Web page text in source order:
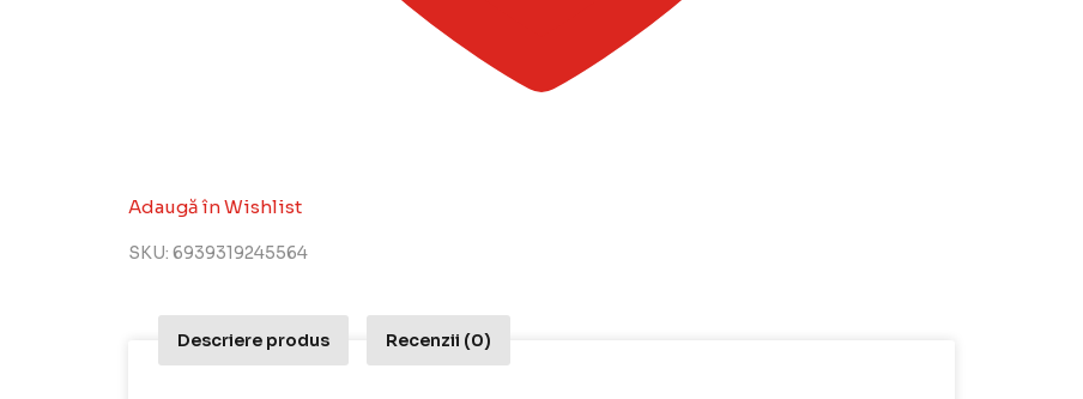
Adaugă în Wishlist
SKU: 6939319245564
Descriere produs Recenzii (0)